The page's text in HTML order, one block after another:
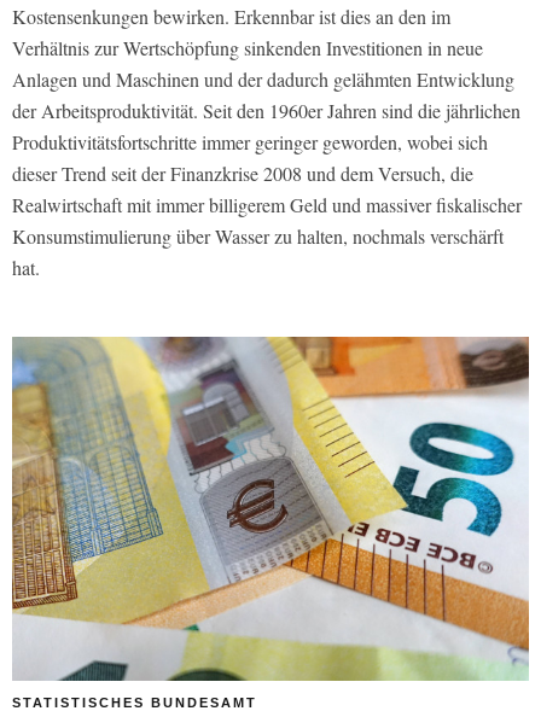
Kostensenkungen bewirken. Erkennbar ist dies an den im
Verhältnis zur Wertschöpfung sinkenden Investitionen in neue
Anlagen und Maschinen und der dadurch gelähmten Entwicklung
der Arbeitsproduktivität. Seit den 1960er Jahren sind die jährlichen
Produktivitätsfortschritte immer geringer geworden, wobei sich
dieser Trend seit der Finanzkrise 2008 und dem Versuch, die
Realwirtschaft mit immer billigerem Geld und massiver fiskalischer
Konsumstimulierung über Wasser zu halten, nochmals verschärft
hat.
STATISTISCHES BUNDESAMT